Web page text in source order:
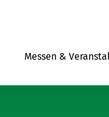
Messen &